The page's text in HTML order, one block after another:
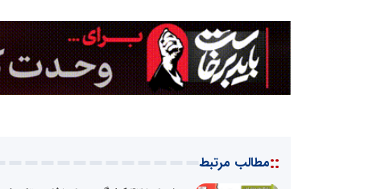
::مطالب مرتبط